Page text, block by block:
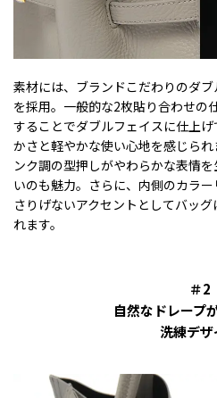
素材には、ブランドこだわりのダ
を採用。一般的な2枚貼り合わせの
することでダブルフェイスに仕上
かさと軽やかな使い心地を感じら
ンク調の型押しがやわらかな表情
いのも魅力。さらに、内側のカラー
さりげないアクセントとしてバッ
れます。
＃2
自然なドレープ
洗練デザ